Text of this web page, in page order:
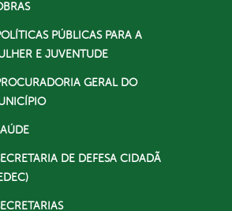
PÚBLICAS PARA A
E JUVENTUDE
GERAL DO
DE DEFESA CIDADÃ